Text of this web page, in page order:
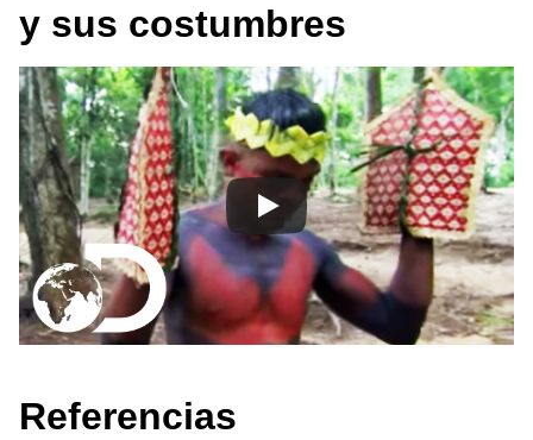
y sus costumbres
Referencias